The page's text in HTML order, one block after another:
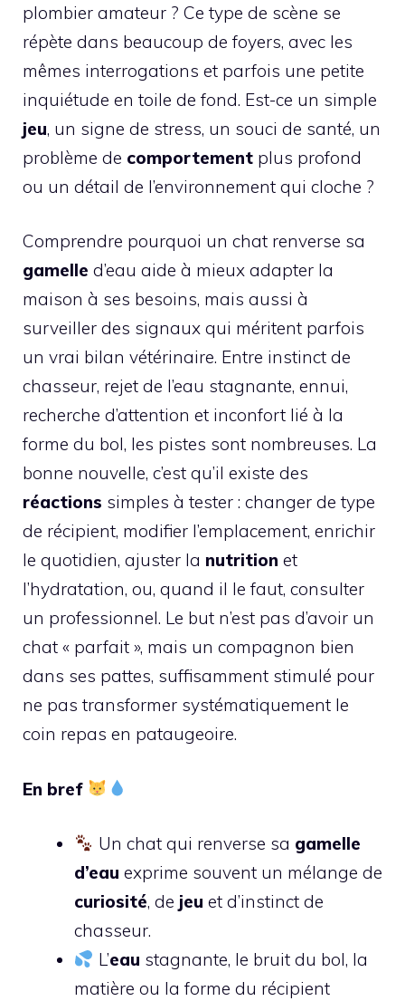
plombier amateur ? Ce type de scène se
répète dans beaucoup de foyers, avec les
mêmes interrogations et parfois une petite
inquiétude en toile de fond. Est-ce un simple
jeu, un signe de stress, un souci de santé, un
problème de comportement plus profond
ou un détail de l’environnement qui cloche ?
Comprendre pourquoi un chat renverse sa
gamelle d’eau aide à mieux adapter la
maison à ses besoins, mais aussi à
surveiller des signaux qui méritent parfois
un vrai bilan vétérinaire. Entre instinct de
chasseur, rejet de l’eau stagnante, ennui,
recherche d’attention et inconfort lié à la
forme du bol, les pistes sont nombreuses. La
bonne nouvelle, c’est qu’il existe des
réactions simples à tester : changer de type
de récipient, modifier l’emplacement, enrichir
le quotidien, ajuster la nutrition et
l’hydratation, ou, quand il le faut, consulter
un professionnel. Le but n’est pas d’avoir un
chat « parfait », mais un compagnon bien
dans ses pattes, suffisamment stimulé pour
ne pas transformer systématiquement le
coin repas en pataugeoire.
En bref
Un chat qui renverse sa gamelle
d’eau exprime souvent un mélange de
curiosité, de jeu et d’instinct de
chasseur.
L’eau stagnante, le bruit du bol, la
matière ou la forme du récipient